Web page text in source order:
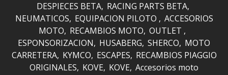
DESPIECES BETA RACING PARTS BETA
NEUMATICOS EQUIPACION PILOTO
ACCESORIOS
MOTO RECAMBIOS MOTO OUTLET
ESPONSORIZACION
HUSABERG SHERCO MOTO
CARRETERA KYMCO ESCAPES RECAMBIOS PIAGGIO
ORIGINALES KOVE KOVE Accesorios moto